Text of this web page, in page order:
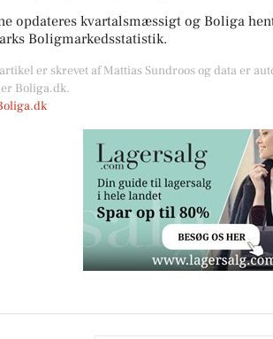
opdateres kvartalsmæssigt og Boliga
Boligmarkedsstatistik.
er skrevet af Mattias Sundroos og data er
Boliga.dk.